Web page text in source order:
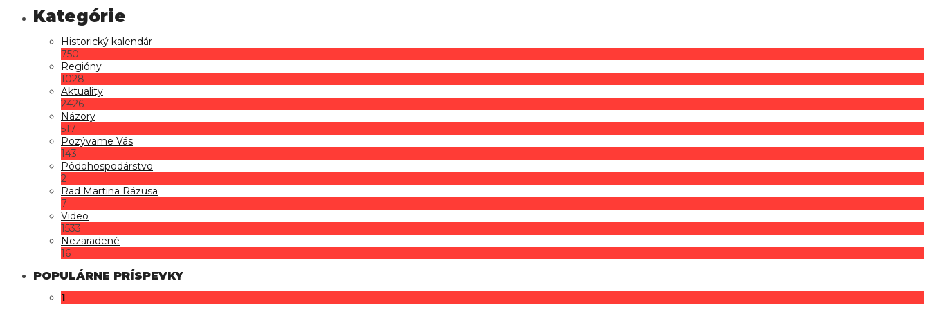
Historický kalendár
750
Regióny
1028
Aktuality
2426
Názory
517
Pozývame Vás
143
Pôdohospodárstvo
2
Rad Martina Rázusa
7
Video
1533
Nezaradené
16
POPULÁRNE PRÍSPEVKY
1